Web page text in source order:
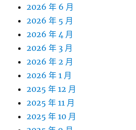
2026 年 6 月
2026 年 5 月
2026 年 4 月
2026 年 3 月
2026 年 2 月
2026 年 1 月
2025 年 12 月
2025 年 11 月
2025 年 10 月